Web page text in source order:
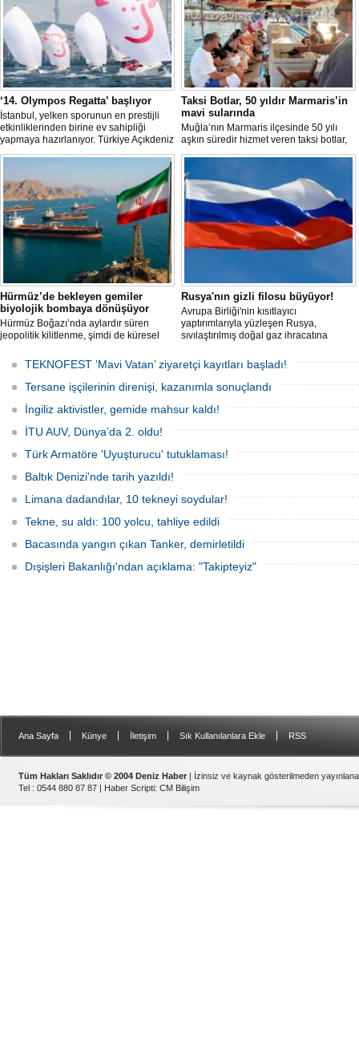
‘14. Olympos Regatta’ başlıyor
İstanbul, yelken sporunun en prestijli
etkinliklerinden birine ev sahipliği
yapmaya hazırlanıyor. Türkiye Açıkdeniz
Yarış Kulübü (TAYK), Türkiye Yelken
birliğiyle hayata geçirilecek olan 14.
TAYK - Eker Olympos Regatta, 7
Ağustos'ta start alacak ve 16 Ağustos'a
kadar deniz tutkunlarını bir araya
getirecek. "Rüzgâ
Taksi Botlar, 50 yıldır Marmaris’in
mavi sularında
Muğla’nın Marmaris ilçesinde 50 yılı
aşkın süredir hizmet veren taksi botlar,
hem ulaşım hem de turistik gezi
Hürmüz’de bekleyen gemiler
biyolojik bombaya dönüşüyor
Hürmüz Boğazı’nda aylardır süren
jeopolitik kilitlenme, şimdi de küresel
aralamış olabilir. Sıcak sularda
hareketsiz bekleyen binden fazla gemi,
istilacı deniz canlıları için devasa bir
üreme merkezine dönüşmüş durumda.
Rusya'nın gizli filosu büyüyor!
Avrupa Birliği'nin kısıtlayıcı
yaptırımlarıyla yüzleşen Rusya,
sıvılaştırılmış doğal gaz ihracatına
geliştiriyor.
TEKNOFEST ‘Mavi Vatan’ ziyaretçi kayıtları başladı!
Tersane işçilerinin direnişi, kazanımla sonuçlandı
İngiliz aktivistler, gemide mahsur kaldı!
İTU AUV, Dünya’da 2. oldu!
Türk Armatöre 'Uyuşturucu' tutuklaması!
Baltık Denizi'nde tarih yazıldı!
Limana dadandılar, 10 tekneyi soydular!
Tekne, su aldı: 100 yolcu, tahliye edildi
Bacasında yangın çıkan Tanker, demirletildi
Dışişleri Bakanlığı'ndan açıklama: "Takipteyiz"
Ana Sayfa Künye İletişim Sık Kullanılanlara Ekle RSS
Tüm Hakları Saklıdır © 2004 Deniz Haber | İzinsiz ve kaynak gösterilmeden
Tel : 0544 880 87 87 | Haber Scripti: CM Bilişim